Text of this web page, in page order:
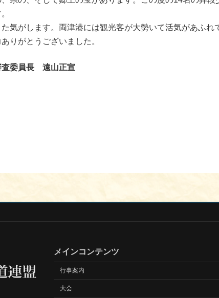
気がします。両津港には観光客が大勢いて活気があふれ
りがとうございました。
査委員長 遠山正宣
メインコンテンツ
行事案内
大会